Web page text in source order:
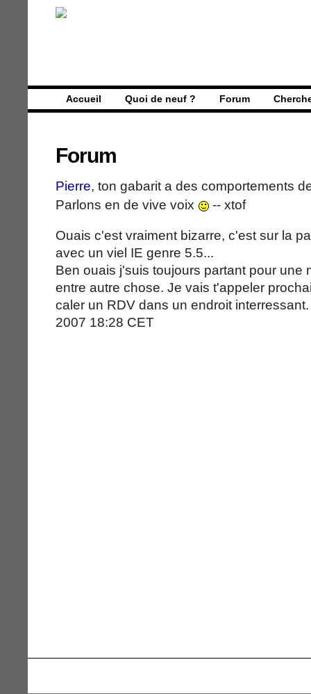
Accueil Quoi de neuf ? Forum
Forum
Pierre, ton gabarit a des comportements
Parlons en de vive voix
-- xtof
Ouais c'est vraiment bizarre, c'est sur la
avec un viel IE genre 5.5...
Ben ouais j'suis toujours partant pour une
entre autre chose. Je vais t'appeler
caler un RDV dans un endroit
2007 18:28 CET